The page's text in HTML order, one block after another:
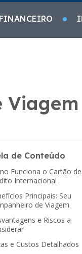
Viagem
de Conteúdo
Funciona o Cartão de
Internacional
Principais: Seu
de Viagem
e Riscos a
e Custos Detalhados